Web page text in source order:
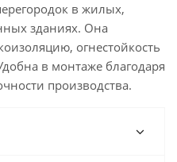
в жилых,
зданиях. Она
огнестойкость
в монтаже благодаря
производства.